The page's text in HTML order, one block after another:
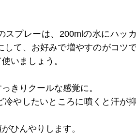
スプレーは、200mlの水にハッ
て、お好みで増やすのがコツ
いましょう。
きりクールな感覚に。
冷やしたいところに噴くと汗が
ひんやりします。